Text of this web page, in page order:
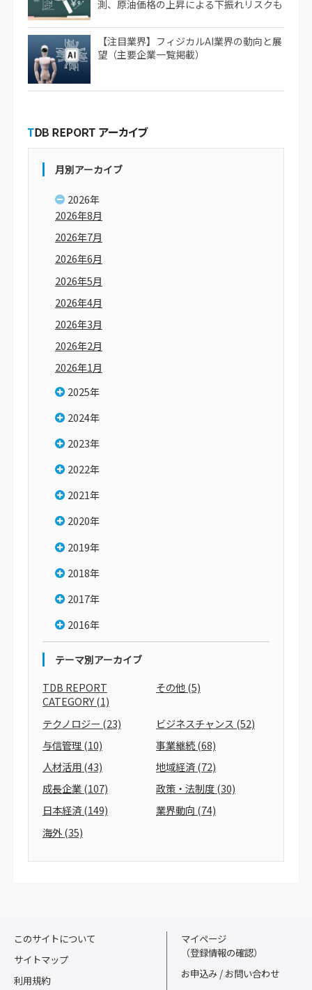
測、原油価格の上昇による下振れリスクも
【注目業界】フィジカルAI業界の動向と展
望（主要企業一覧掲載）
月別アーカイブ
2026年
2026年8月
2026年7月
2026年6月
2026年5月
2026年4月
2026年3月
2026年2月
2026年1月
2025年
2024年
2023年
2022年
2021年
2020年
2019年
2018年
2017年
2016年
テーマ別アーカイブ
TDB REPORT
CATEGORY(1)
その他(5)
テクノロジー (23) ビジネスチャンス (52)
与信管理(10) 事業継続(68)
人材活用(43) 地域経済(72)
成長企業(107) 政策・法制度(30)
日本経済(149) 業界動向 (74)
海外(35)
このサイトについて
サイトマップ
利用規約
マイページ
（登録情報の確認）
お申込み / お問い合わせ